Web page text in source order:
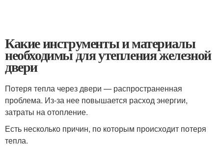
Какие инструменты и материалы
необходимы для утепления железной
двери
Потеря тепла через двери — распространенная
проблема. Из-за нее повышается расход энергии,
затраты на отопление.
Есть несколько причин, по которым происходит потеря
тепла.